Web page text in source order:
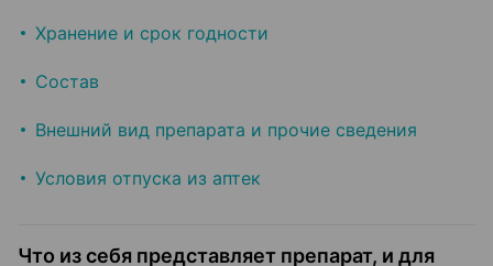
Хранение и срок годности
Состав
Внешний вид препарата и прочие сведения
Условия отпуска из аптек
Что из себя представляет препарат, и для